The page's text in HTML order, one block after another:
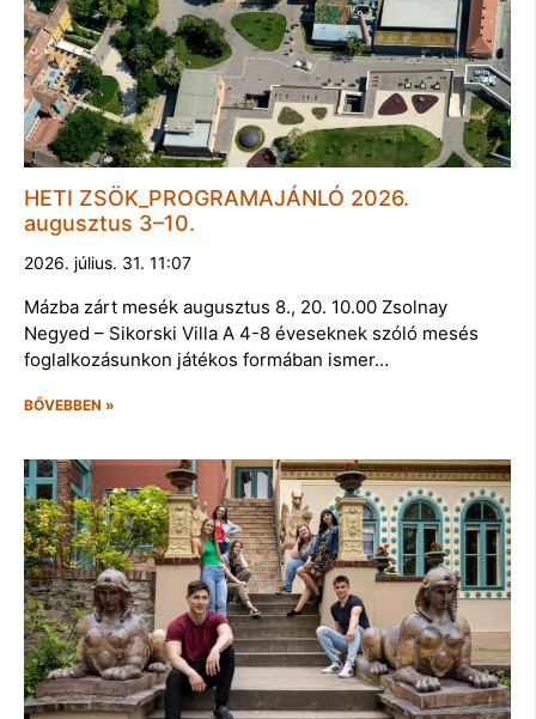
HETI ZSÖK_PROGRAMAJÁNLÓ 2026.
augusztus 3–10.
2026. július. 31. 11:07
Mázba zárt mesék augusztus 8., 20. 10.00 Zsolnay
Negyed – Sikorski Villa A 4-8 éveseknek szóló mesés
foglalkozásunkon játékos formában ismer…
BŐVEBBEN »